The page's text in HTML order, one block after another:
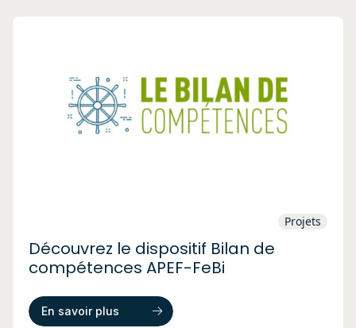
Projets
Découvrez le dispositif Bilan de
compétences APEF-FeBi
En savoir plus